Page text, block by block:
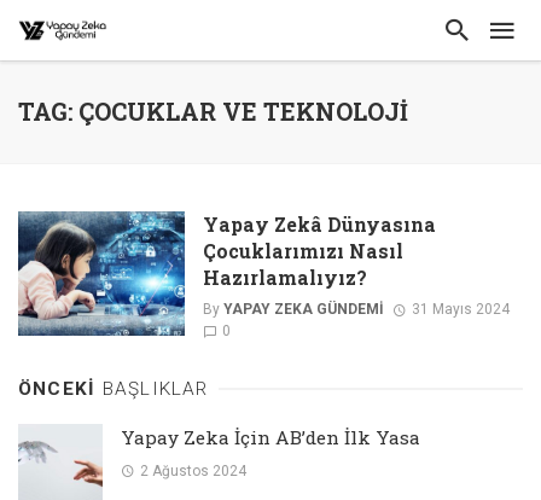
TAG: ÇOCUKLAR VE TEKNOLOJI
Yapay Zekâ Dünyasına
Çocuklarımızı Nasıl
Hazırlamalıyız?
By YAPAY ZEKA GÜNDEMI
31 Mayıs 2024
0
ÖNCEKI BAŞLIKLAR
Yapay Zeka İçin AB’den İlk Yasa
2 Ağustos 2024